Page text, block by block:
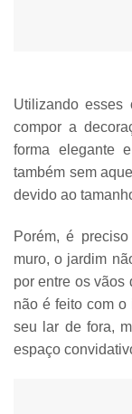
Utilizando esses
compor a
forma elegante
também sem
devido ao
Porém, é
muro, o jardim
por entre os vãos
não é feito com
seu lar de fora,
espaço